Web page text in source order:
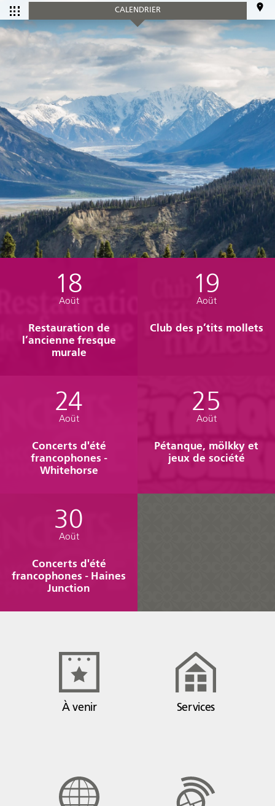
CALENDRIER
CALENDRIER
Tous les
événements
Ce mois-ci
SERVICES
Accueil et aide à l'établissement
Aide à l’emploi
Formation
Justice
Jeunesse
Soutien à domicile
Tourisme
Communiqués
Projets
18
Aoüt
Restauration de
l’ancienne fresque
murale
19
Aoüt
Club des p’tits mollets
24
Aoüt
Concerts d'été
francophones -
Whitehorse
25
Aoüt
Pétanque, mölkky et
jeux de société
30
Aoüt
Concerts d'été
francophones - Haines
Junction
À venir Services